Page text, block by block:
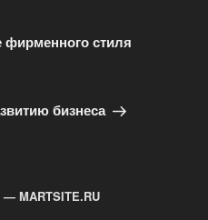
фирменного стиля
бизнеса
MARTSITE.RU